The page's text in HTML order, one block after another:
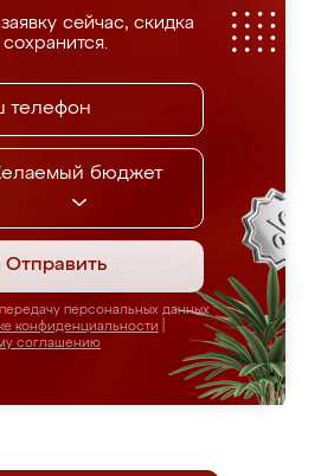
сейчас, скидка
сохранится.
бюджет
Отправить
персональных данных
конфиденциальности
соглашению